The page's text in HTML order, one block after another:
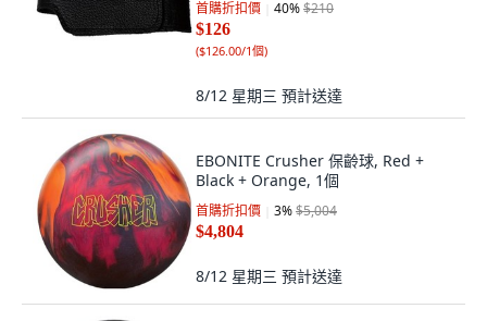
首購折扣價 40%$210
$126
($126.00/1個)
8/12 星期三 預計送達
EBONITE Crusher 保齡球, Red +
Black + Orange, 1個
首購折扣價 3%$5,004
$4,804
8/12 星期三 預計送達